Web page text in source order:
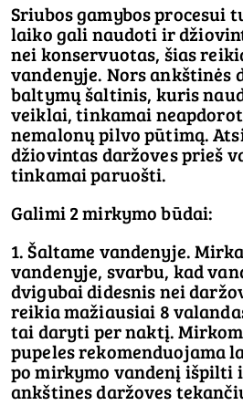
Sriubos gamybos procesui
laiko gali naudoti ir
nei konservuotas, šias
vandenyje. Nors ankštinės
baltymų šaltinis, kuris
veiklai, tinkamai
nemalonų pilvo pūtimą.
džiovintas daržoves prieš
tinkamai paruošti.
Galimi 2 mirkymo būdai:
1. Šaltame vandenyje.
vandenyje, svarbu, kad
dvigubai didesnis nei
reikia mažiausiai 8
tai daryti per naktį.
pupeles rekomenduojama
po mirkymo vandenį išpilti
ankštines daržoves